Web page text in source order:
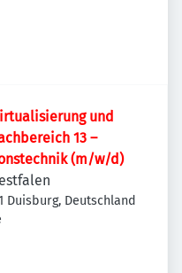
und
13 –
(m/w/d)
Duisburg, Deutschland